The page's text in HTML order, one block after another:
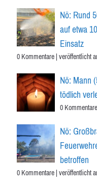
Nö: Rund
auf etwa
Einsatz
0 Kommentare|veröffentlicht
Nö: Mann
tödlich
0 Kommentare
Nö:
betroffen
0 Kommentare|veröffentlicht